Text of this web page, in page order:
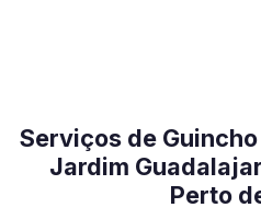
Serviços de
Jardim
Perto